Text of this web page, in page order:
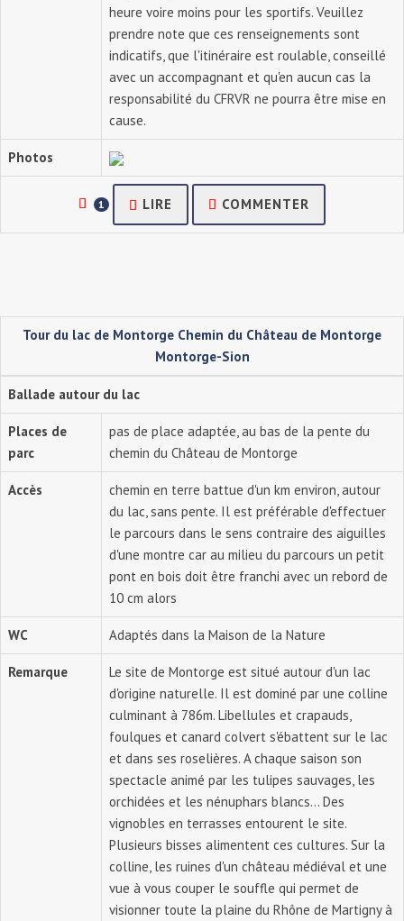
heure voire moins pour les sportifs. Veuillez
prendre note que ces renseignements sont
indicatifs, que l'itinéraire est roulable, conseillé
avec un accompagnant et qu'en aucun cas la
responsabilité du CFRVR ne pourra être mise en
cause.
Photos
1 LIRE COMMENTER
Tour du lac de Montorge Chemin du Château de Montorge
Montorge-Sion
Ballade autour du lac
Places de
parc
pas de place adaptée, au bas de la pente du
chemin du Château de Montorge
Accès
chemin en terre battue d'un km environ, autour
du lac, sans pente. Il est préférable d'effectuer
le parcours dans le sens contraire des aiguilles
d'une montre car au milieu du parcours un petit
pont en bois doit être franchi avec un rebord de
10 cm alors
WC Adaptés dans la Maison de la Nature
Remarque
Le site de Montorge est situé autour d'un lac
d'origine naturelle. Il est dominé par une colline
culminant à 786m. Libellules et crapauds,
foulques et canard colvert s'ébattent sur le lac
et dans ses roselières. A chaque saison son
spectacle animé par les tulipes sauvages, les
orchidées et les nénuphars blancs... Des
vignobles en terrasses entourent le site.
Plusieurs bisses alimentent ces cultures. Sur la
colline, les ruines d'un château médiéval et une
vue à vous couper le souffle qui permet de
visionner toute la plaine du Rhône de Martigny à